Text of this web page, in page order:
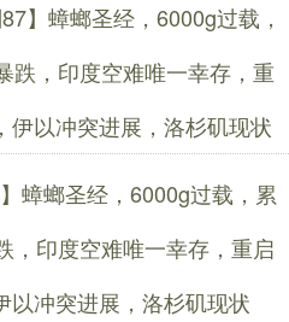
】蟑螂圣经，6000g过载，
跌，印度空难唯一幸存，重
伊以冲突进展，洛杉矶现状
蟑螂圣经，6000g过载，累
，印度空难唯一幸存，重启
以冲突进展，洛杉矶现状